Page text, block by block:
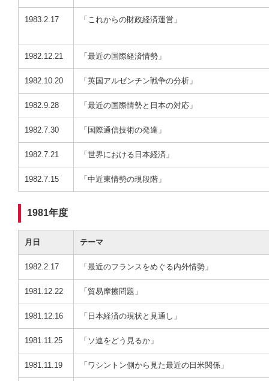
1983.2.17 「これからの財政経済運営」
1982.12.21 「最近の国際経済情勢」
1982.10.20 「英国アルゼンチン戦争の分析」
1982.9.28 「最近の国際情勢と日本の対応」
1982.7.30 「国際通信技術の発達」
1982.7.21 「世界における日本経済」
1982.7.15 「中近東情勢の現段階」
1981年度
月日 テーマ
1982.2.17 「最近のフランスをめぐる内外情勢」
1981.12.22 「貿易摩擦問題」
1981.12.16 「日本経済の現状と見通し」
1981.11.25 「ソ連をどう見るか」
1981.11.19 「ワシントン側から見た最近の日米関係」